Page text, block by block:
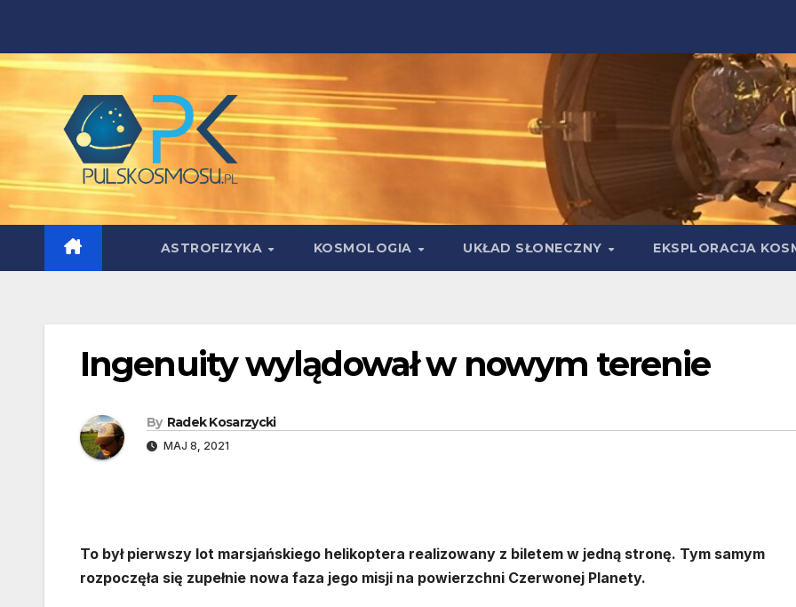
content
ASTROFIZYKA KOSMOLOGIA UKŁAD SŁONECZNY EKSPLORACJA
Ingenuity wylądował w nowym terenie
By Radek Kosarzycki
MAJ 8, 2021
To był pierwszy lot marsjańskiego helikoptera realizowany z biletem w jedną stronę. Tym samym
rozpoczęła się zupełnie nowa faza jego misji na powierzchni Czerwonej Planety.